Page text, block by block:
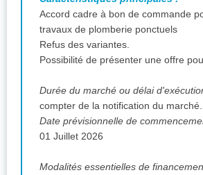
Accord cadre à bon de commande
travaux de plomberie ponctuels
Refus des variantes.
Possibilité de présenter une offre
Durée du marché ou délai
compter de la notification du marché.
Date prévisionnelle de
01 Juillet 2026
Modalités essentielles de